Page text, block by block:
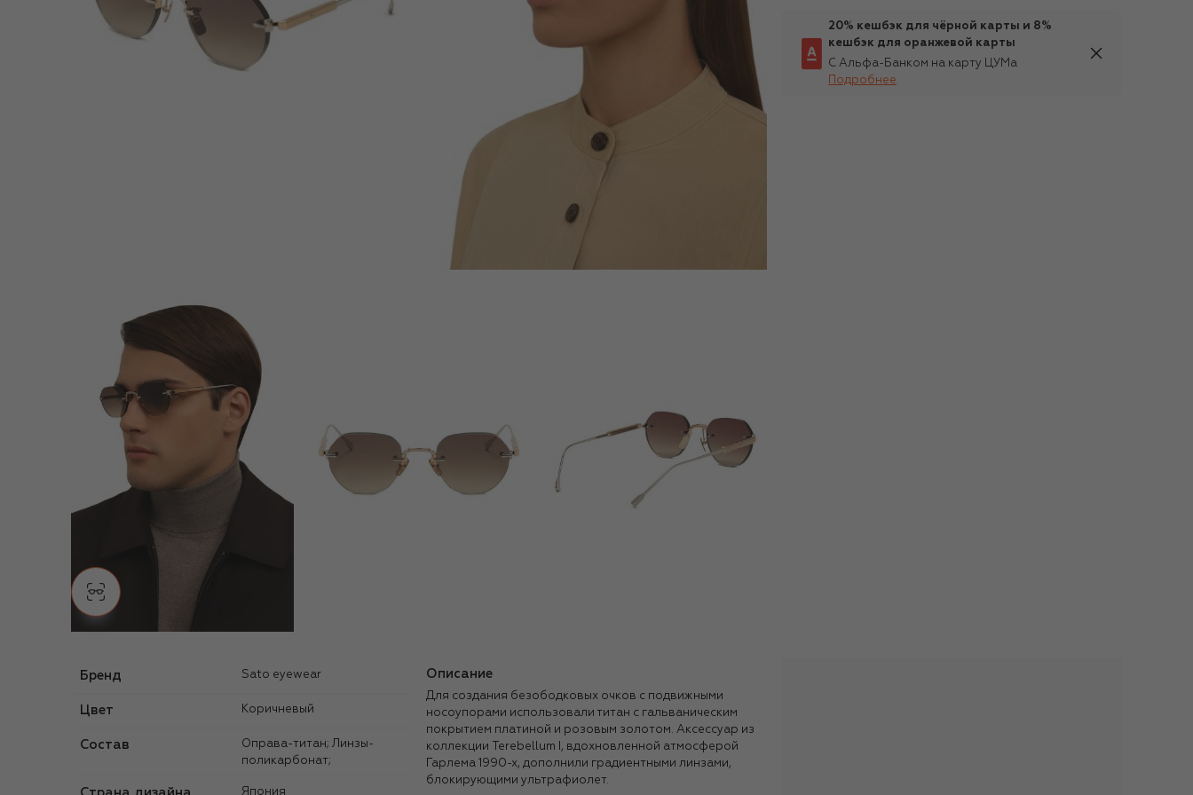
20% кешбэк для чёрной карты и 8%
кешбэк для оранжевой карты
С Альфа-Банком на карту ЦУМа
Подробнее
Бренд sato eyewear
Цвет Коричневый
Состав
Оправа-титан; Линзы-
поликарбонат;
Япония
Описание
Для создания безободковых очков с подвижными
носоупорами использовали титан с гальваническим
покрытием платиной и розовым золотом. Аксессуар из
коллекции Terebellum I, вдохновленной атмосферой
Гарлема 1990-х, дополнили градиентными линзами,
блокирующими ультрафиолет.